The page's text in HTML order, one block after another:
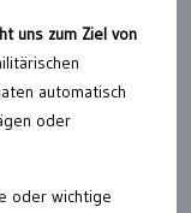
uns zum Ziel von
automatisch
oder
oder wichtige